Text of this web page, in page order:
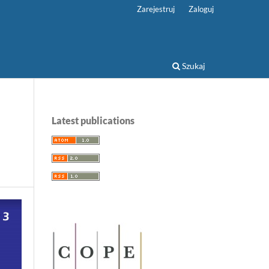
Szukaj
Zarejestruj Zaloguj
Latest publications